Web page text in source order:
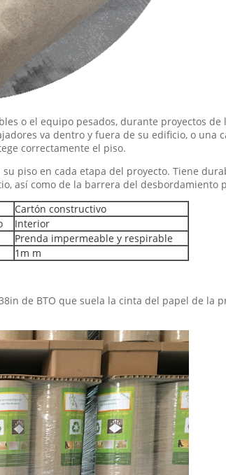
o el equipo pesados, durante proyectos
va dentro y fuera de su edificio, o una
correctamente el piso.
piso en cada etapa del proyecto. Tiene
así como de la barrera del
Cartón constructivo
Interior
Prenda impermeable y respirable
1m m
de BTO que suela la cinta del papel de